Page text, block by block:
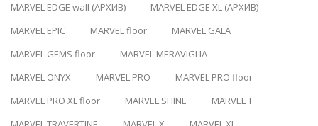
MARVEL EDGE wall (АРХИВ)
MARVEL EDGE XL (АРХИВ)
MARVEL EPIC
MARVEL floor
MARVEL GALA
MARVEL GEMS floor
MARVEL MERAVIGLIA
MARVEL ONYX
MARVEL PRO
MARVEL PRO floor
MARVEL PRO XL floor
MARVEL SHINE
MARVEL T